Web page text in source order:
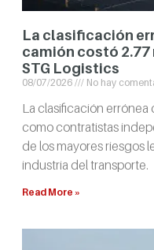
La clasificación
camión costó
STG Logistics
08/07/2026 No hay
La clasificación
como contratistas
de los mayores riesgos
industria del transporte.
Read More »